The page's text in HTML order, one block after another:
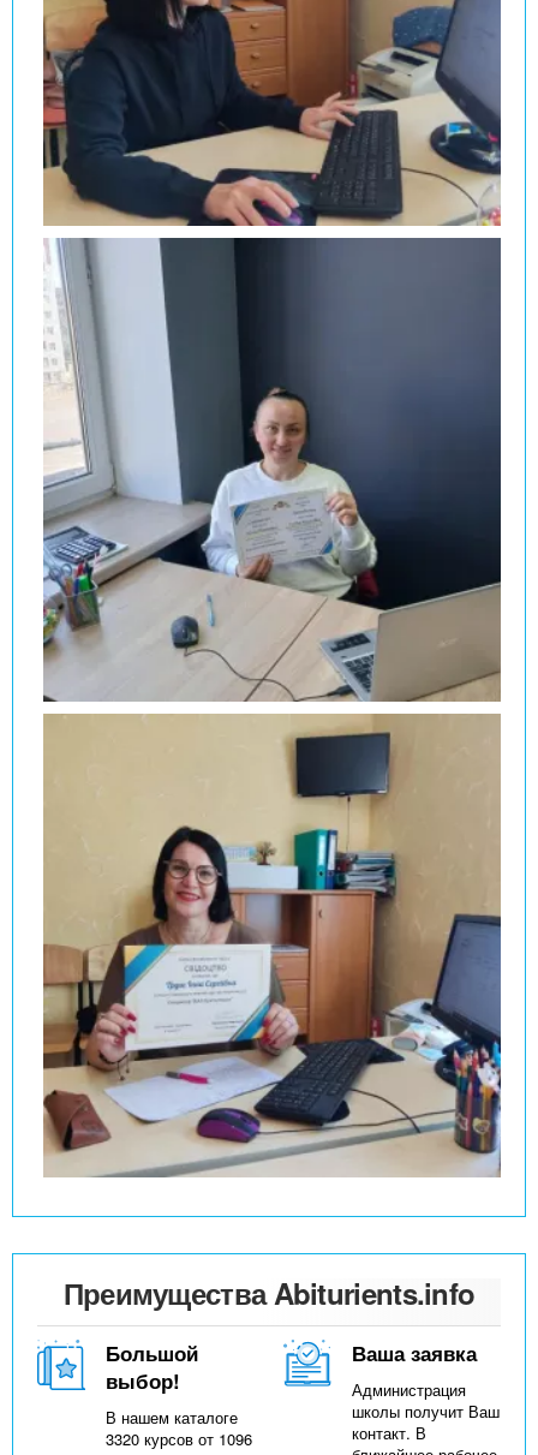
Преимущества Abiturients.info
Большой
выбор!
В нашем каталоге
3320 курсов от 1096
Ваша заявка
Администрация
школы получит Ваш
контакт. В